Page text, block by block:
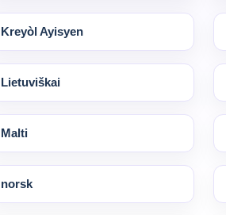
Kreyòl Ayisyen
Lietuviškai
Malti
norsk